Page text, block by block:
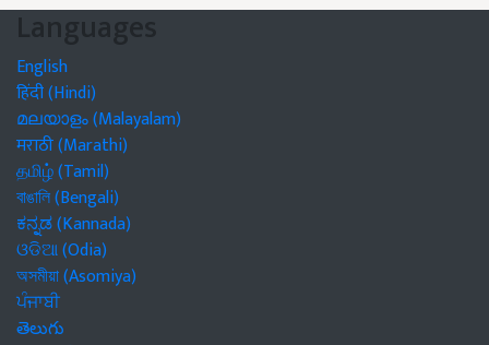
Languages
English
हिंदी (Hindi)
മലയാളം (Malayalam)
मराठी (Marathi)
தமிழ் (Tamil)
বাঙালি (Bengali)
ಕನ್ನಡ (Kannada)
ଓଡିଆ (Odia)
অসমীয়া (Asomiya)
ਪੰਜਾਬੀ
తెలుగు